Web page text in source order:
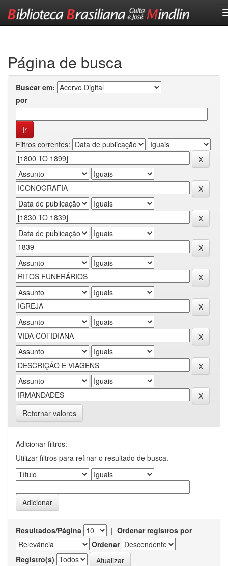
Página de busca
Buscar em:
por
Filtros correntes:
Retornar valores
Adicionar filtros:
Utilizar filtros para refinar o resultado de busca.
Resultados/Página | Ordenar registros por
Ordenar
Registro(s)